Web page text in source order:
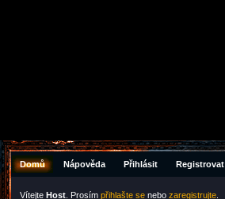
Domů Nápověda Přihlásit Registrovat
Vítejte Host . Prosím přihlašte se nebo zaregistrujte